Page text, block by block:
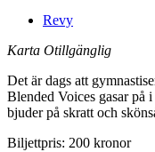
Revy
Karta Otillgänglig
Det är dags att
Blended Voices gasar på
bjuder på skratt och
Biljettpris: 200 kronor